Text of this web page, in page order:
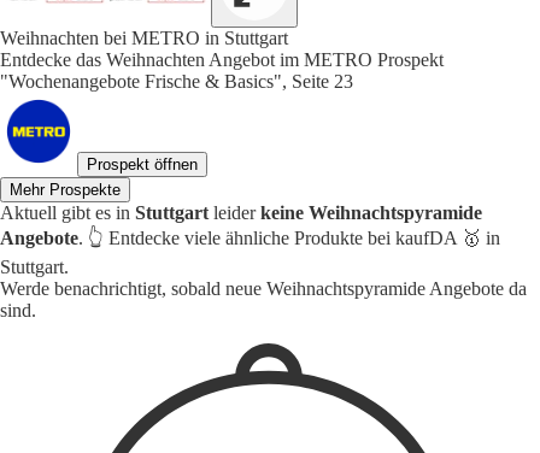
Weihnachten bei METRO in Stuttgart
Entdecke das Weihnachten Angebot im METRO Prospekt
"Wochenangebote Frische & Basics", Seite 23
Prospekt öffnen
Mehr Prospekte
Aktuell gibt es in Stuttgart leiderkeine Weihnachtspyramide
Angebote. 👆 Entdecke viele ähnliche Produkte bei kaufDA 🥇 in
Stuttgart.
Werde benachrichtigt, sobald neue Weihnachtspyramide Angebote da
sind.